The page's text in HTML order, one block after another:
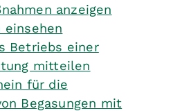
anzeigen
einsehen
Betriebs einer
mitteilen
für die
Begasungen mit